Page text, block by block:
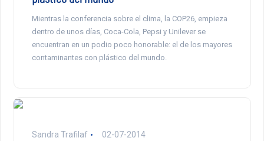
Mientras la conferencia sobre el clima, la COP26, empieza
dentro de unos días, Coca-Cola, Pepsi y Unilever se
encuentran en un podio poco honorable: el de los mayores
contaminantes con plástico del mundo.
Sandra Trafilaf 02-07-2014